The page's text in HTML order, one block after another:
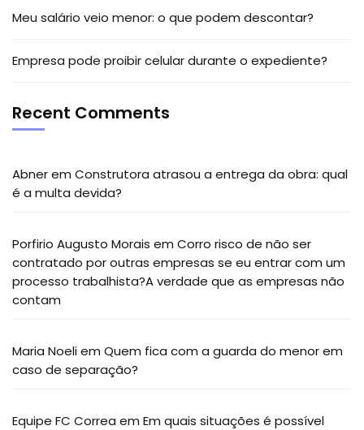
Meu salário veio menor: o que podem descontar?
Empresa pode proibir celular durante o expediente?
Recent Comments
Abnerem Construtora atrasou a entrega da obra: qual
é a multa devida?
Porfirio Augusto Morais em Corro risco de não ser
contratado por outras empresas se eu entrar com um
processo trabalhista?A verdade que as empresas não
contam
Maria Noeliem Quem fica com a guarda do menor em
caso de separação?
Equipe FC Correa em Em quais situações é possível